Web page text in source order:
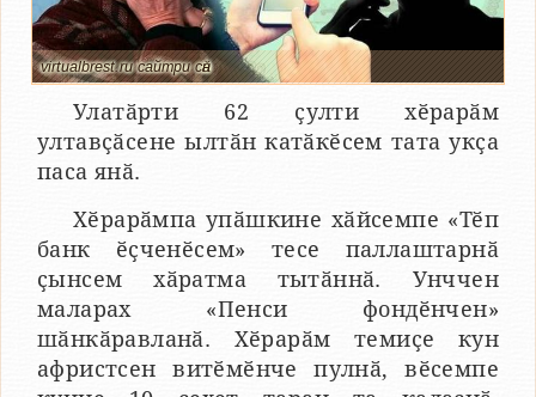
virtualbrest.ru сайтри сӑн
Улатӑрти 62 ҫулти хӗрарӑм
ултавҫӑсене ылтӑн катӑкӗсем тата укҫа
паса янӑ.
Хӗрарӑмпа упӑшкине хӑйсемпе «Тӗп
банк ӗҫченӗсем» тесе паллаштарнӑ
ҫынсем хӑратма тытӑннӑ. Унччен
маларах «Пенси фондӗнчен»
шӑнкӑравланӑ. Хӗрарӑм темиҫе кун
афристсен витӗмӗнче пулнӑ, вӗсемпе